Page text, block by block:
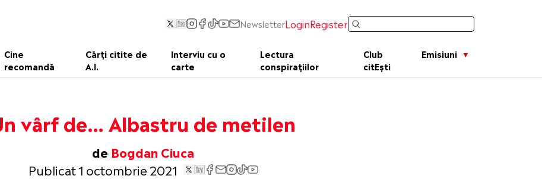
NewsletterLoginRegister
Cine
recomandă
Cărți citite de
A.I.
Interviu cu o
carte
Lectura
conspirațiilor
Club
citEști
Emisiuni
vârf de… Albastru de metilen
de Bogdan Ciuca
Publicat 1 octombrie 2021